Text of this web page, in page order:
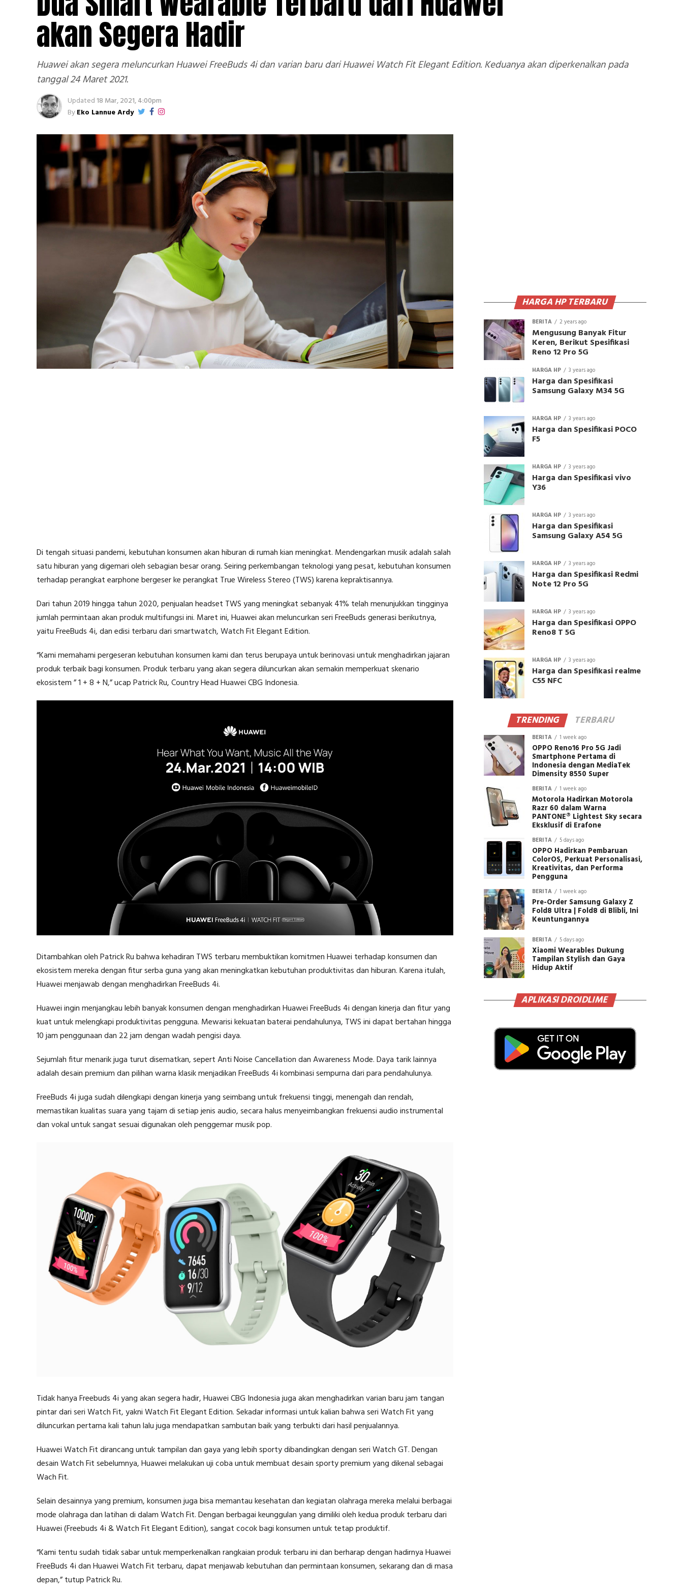
akan Segera Hadir
Huawei akan segera meluncurkan Huawei FreeBuds 4i dan varian baru dari Huawei Watch Fit Elegant Edition. Keduanya akan diperkenalkan pada
tanggal 24 Maret 2021.
Updated 18 Mar, 2021, 4:00pm
ByEko Lannue Ardy
Di tengah situasi pandemi, kebutuhan konsumen akan hiburan di rumah kian meningkat. Mendengarkan musik adalah salah
satu hiburan yang digemari oleh sebagian besar orang. Seiring perkembangan teknologi yang pesat, kebutuhan konsumen
terhadap perangkat earphone bergeser ke perangkat True Wireless Stereo (TWS) karena kepraktisannya.
Dari tahun 2019 hingga tahun 2020, penjualan headset TWS yang meningkat sebanyak 41% telah menunjukkan tingginya
jumlah permintaan akan produk multifungsi ini. Maret ini, Huawei akan meluncurkan seri FreeBuds generasi berikutnya,
yaitu FreeBuds 4i, dan edisi terbaru dari smartwatch, Watch Fit Elegant Edition.
“Kami memahami pergeseran kebutuhan konsumen kami dan terus berupaya untuk berinovasi untuk menghadirkan jajaran
produk terbaik bagi konsumen. Produk terbaru yang akan segera diluncurkan akan semakin memperkuat skenario
ekosistem ” 1 + 8 + N,” ucap Patrick Ru, Country Head Huawei CBG Indonesia.
Ditambahkan oleh Patrick Ru bahwa kehadiran TWS terbaru membuktikan komitmen Huawei terhadap konsumen dan
ekosistem mereka dengan fitur serba guna yang akan meningkatkan kebutuhan produktivitas dan hiburan. Karena itulah,
Huawei menjawab dengan menghadirkan FreeBuds 4i.
Huawei ingin menjangkau lebih banyak konsumen dengan menghadirkan Huawei FreeBuds 4i dengan kinerja dan fitur yang
kuat untuk melengkapi produktivitas pengguna. Mewarisi kekuatan baterai pendahulunya, TWS ini dapat bertahan hingga
10 jam penggunaan dan 22 jam dengan wadah pengisi daya.
Sejumlah fitur menarik juga turut disematkan, sepert Anti Noise Cancellation dan Awareness Mode. Daya tarik lainnya
adalah desain premium dan pilihan warna klasik menjadikan FreeBuds 4i kombinasi sempurna dari para pendahulunya.
FreeBuds 4i juga sudah dilengkapi dengan kinerja yang seimbang untuk frekuensi tinggi, menengah dan rendah,
memastikan kualitas suara yang tajam di setiap jenis audio, secara halus menyeimbangkan frekuensi audio instrumental
dan vokal untuk sangat sesuai digunakan oleh penggemar musik pop.
Tidak hanya Freebuds 4i yang akan segera hadir, Huawei CBG Indonesia juga akan menghadirkan varian baru jam tangan
pintar dari seri Watch Fit, yakni Watch Fit Elegant Edition. Sekadar informasi untuk kalian bahwa seri Watch Fit yang
diluncurkan pertama kali tahun lalu juga mendapatkan sambutan baik yang terbukti dari hasil penjualannya.
Huawei Watch Fit dirancang untuk tampilan dan gaya yang lebih sporty dibandingkan dengan seri Watch GT. Dengan
desain Watch Fit sebelumnya, Huawei melakukan uji coba untuk membuat desain sporty premium yang dikenal sebagai
Wach Fit.
Selain desainnya yang premium, konsumen juga bisa memantau kesehatan dan kegiatan olahraga mereka melalui berbagai
mode olahraga dan latihan di dalam Watch Fit. Dengan berbagai keunggulan yang dimiliki oleh kedua produk terbaru dari
Huawei (Freebuds 4i & Watch Fit Elegant Edition), sangat cocok bagi konsumen untuk tetap produktif.
“Kami tentu sudah tidak sabar untuk memperkenalkan rangkaian produk terbaru ini dan berharap dengan hadirnya Huawei
FreeBuds 4i dan Huawei Watch Fit terbaru, dapat menjawab kebutuhan dan permintaan konsumen, sekarang dan di masa
depan,” tutup Patrick Ru.
HARGA HP TERBARU
BERITA 2 years ago
Mengusung Banyak Fitur
Keren, Berikut Spesifikasi
Reno 12 Pro 5G
HARGA HP 3 years ago
Harga dan Spesifikasi
Samsung Galaxy M34 5G
HARGA HP 3 years ago
Harga dan Spesifikasi POCO
F5
HARGA HP 3 years ago
Harga dan Spesifikasi vivo
Y36
HARGA HP 3 years ago
Harga dan Spesifikasi
Samsung Galaxy A54 5G
HARGA HP 3 years ago
Harga dan Spesifikasi Redmi
Note 12 Pro 5G
HARGA HP 3 years ago
Harga dan Spesifikasi OPPO
Reno8 T 5G
HARGA HP 3 years ago
Harga dan Spesifikasi realme
C55 NFC
TRENDING TERBARU
BERITA 1 week ago
OPPO Reno16 Pro 5G Jadi
Smartphone Pertama di
Indonesia dengan MediaTek
Dimensity 8550 Super
BERITA 1 week ago
Motorola Hadirkan Motorola
Razr 60 dalam Warna
PANTONE® Lightest Sky secara
Eksklusif di Erafone
BERITA 5 days ago
OPPO Hadirkan Pembaruan
ColorOS, Perkuat Personalisasi,
Kreativitas, dan Performa
Pengguna
BERITA 1 week ago
Pre-Order Samsung Galaxy Z
Fold8 Ultra | Fold8 di Blibli, Ini
Keuntungannya
BERITA 5 days ago
Xiaomi Wearables Dukung
Tampilan Stylish dan Gaya
Hidup Aktif
APLIKASI DROIDLIME